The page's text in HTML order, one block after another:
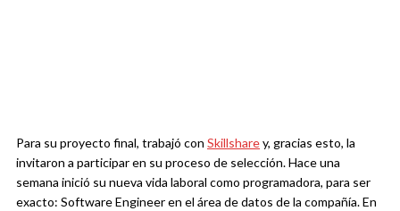
Para su proyecto final, trabajó con Skillsharey, gracias esto, la
invitaron a participar en su proceso de selección. Hace una
semana inició su nueva vida laboral como programadora, para ser
exacto: Software Engineer en el área de datos de la compañía. En